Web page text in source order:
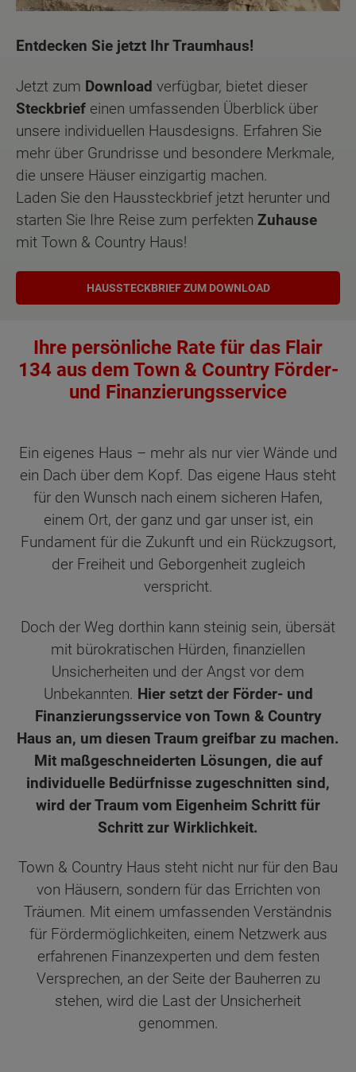
Entdecken Sie jetzt Ihr Traumhaus!
Jetzt zum Download verfügbar, bietet dieser
Steckbrief einen umfassenden Überblick über
unsere individuellen Hausdesigns. Erfahren Sie
mehr über Grundrisse und besondere Merkmale,
die unsere Häuser einzigartig machen.
Laden Sie den Haussteckbrief jetzt herunter und
starten Sie Ihre Reise zum perfekten Zuhause
mit Town & Country Haus!
HAUSSTECKBRIEF ZUM DOWNLOAD
Ihre persönliche Rate für das Flair
134 aus dem Town & Country Förder-
und Finanzierungsservice
Ein eigenes Haus – mehr als nur vier Wände und
ein Dach über dem Kopf. Das eigene Haus steht
für den Wunsch nach einem sicheren Hafen,
einem Ort, der ganz und gar unser ist, ein
Fundament für die Zukunft und ein Rückzugsort,
der Freiheit und Geborgenheit zugleich
verspricht.
Doch der Weg dorthin kann steinig sein, übersät
mit bürokratischen Hürden, finanziellen
Unsicherheiten und der Angst vor dem
Unbekannten. Hier setzt der Förder- und
Finanzierungsservice von Town & Country
Haus an, um diesen Traum greifbar zu machen.
Mit maßgeschneiderten Lösungen, die auf
individuelle Bedürfnisse zugeschnitten sind,
wird der Traum vom Eigenheim Schritt für
Schritt zur Wirklichkeit.
Town & Country Haus steht nicht nur für den Bau
von Häusern, sondern für das Errichten von
Träumen. Mit einem umfassenden Verständnis
für Fördermöglichkeiten, einem Netzwerk aus
erfahrenen Finanzexperten und dem festen
Versprechen, an der Seite der Bauherren zu
stehen, wird die Last der Unsicherheit
genommen.